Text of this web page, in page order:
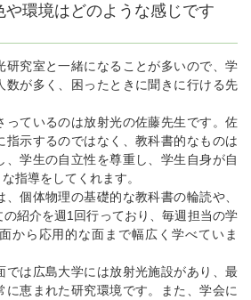
や環境はどのような感じです
研究室と一緒になることが多いので、学
数が多く、困ったときに聞きに行ける先
っているのは放射光の佐藤先生です。佐
指示するのではなく、教科書的なものは
、学生の自立性を尊重し、学生自身が自
指導をしてくれます。
個体物理の基礎的な教科書の輪読や、
紹介を週1回行っており、毎週担当の学
から応用的な面まで幅広く学べていま
では広島大学には放射光施設があり、最
に恵まれた研究環境です。また、学会に